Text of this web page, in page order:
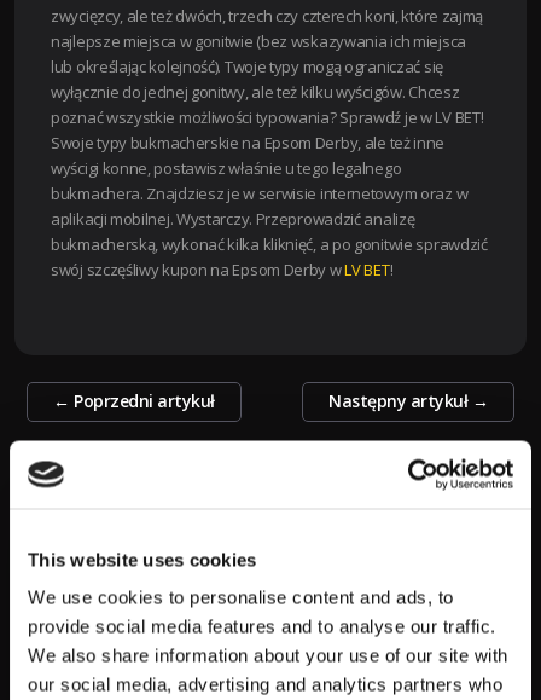
This website uses cookies
We use cookies to personalise content and ads, to
provide social media features and to analyse our traffic.
We also share information about your use of our site with
our social media, advertising and analytics partners who
zwycięzcy, ale też dwóch, trzech czy czterech koni, które zajmą
najlepsze miejsca w gonitwie (bez wskazywania ich miejsca
lub określając kolejność). Twoje typy mogą ograniczać się
wyłącznie do jednej gonitwy, ale też kilku wyścigów. Chcesz
poznać wszystkie możliwości typowania? Sprawdź je w LV BET!
Swoje typy bukmacherskie na Epsom Derby, ale też inne
wyścigi konne, postawisz właśnie u tego legalnego
bukmachera. Znajdziesz je w serwisie internetowym oraz w
aplikacji mobilnej. Wystarczy. Przeprowadzić analizę
bukmacherską, wykonać kilka kliknięć, a po gonitwie sprawdzić
swój szczęśliwy kupon na Epsom Derby wLV BET!
Zobacz
wpisy
← Poprzedni artykuł Następny artykuł →
SZUKAJ
POPULARNE: